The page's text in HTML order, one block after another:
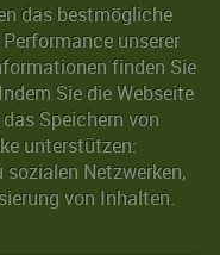
das bestmögliche
unserer
finden Sie
Sie die Webseite
Speichern von
unterstützen:
Netzwerken,
von Inhalten.